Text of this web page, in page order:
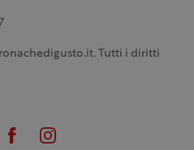
Tutti i diritti